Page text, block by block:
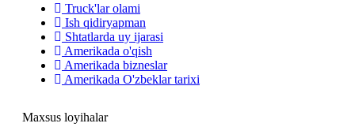
Truck'lar olami
Ish qidiryapman
Shtatlarda uy ijarasi
Amerikada o'qish
Amerikada bizneslar
Amerikada O'zbeklar tarixi
Maxsus loyihalar